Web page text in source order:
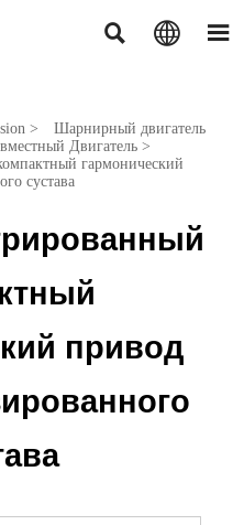
  
>
Шарнирный двигатель
Двигатель>
гармонический
сустава
привод